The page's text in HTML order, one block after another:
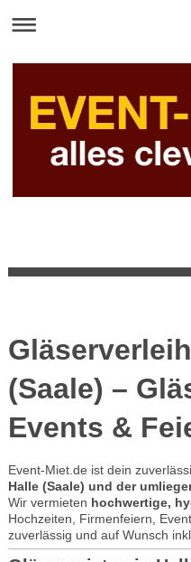
(Saale) –
Events &
Event-Miet.de ist dein
Halle (Saale) und der
Wir vermieten hochwertige,
Hochzeiten, Firmenfeiern,
zuverlässig und auf Wunsch